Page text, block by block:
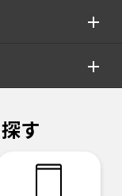
す